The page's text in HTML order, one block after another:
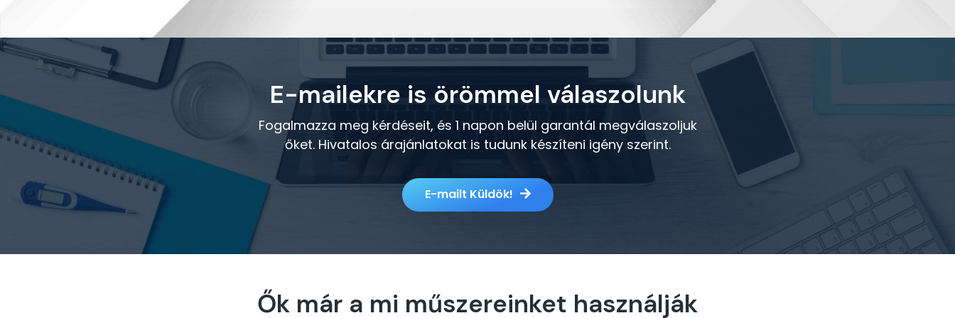
E-mailekre is örömmel válaszolunk
Fogalmazza meg kérdéseit, és 1 napon belül garantál megválaszoljuk
őket. Hivatalos árajánlatokat is tudunk készíteni igény szerint.
E-mailt Küldök!
Ők már a mi műszereinket használják